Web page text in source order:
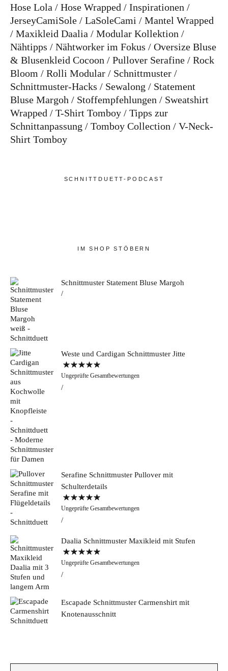
Hose Lola
Hose Wrapped
Inspirationen
JerseyCamiSole
LaSoleCami
Mantel Wrapped
Maxikleid Daalia
Modular Kollektion
Nähtipps
Nähtworker im Fokus
Oversize Bluse
& Blusenkleid Cocoon
Pullover Serafine
Rock
Bloom
Rolli Modular
Schnittmuster
Schnittmuster-Hacks
Sewalong
Statement
Bluse Margoh
Stoffempfehlungen
Sweatshirt
Wrapped
T-Shirt Tomboy
Tipps zur
Schnittanpassung
Tomboy Collection
V-Neck-
Shirt Tomboy
SCHNITTDUETT-PODCAST
IM SHOP STÖBERN
Schnittmuster Statement Bluse Margoh
Weste und Cardigan Schnittmuster Jitte
Bewertet mit
5.00von 5
Ungeprüfte Gesamtbewertungen
Serafine Schnittmuster Pullover mit
Schulterdetails
Bewertet mit
5.00von 5
Ungeprüfte Gesamtbewertungen
Daalia Schnittmuster Maxikleid mit Stufen
Bewertet mit
5.00von 5
Ungeprüfte Gesamtbewertungen
Escapade Schnittmuster Carmenshirt mit
Knotenausschnitt